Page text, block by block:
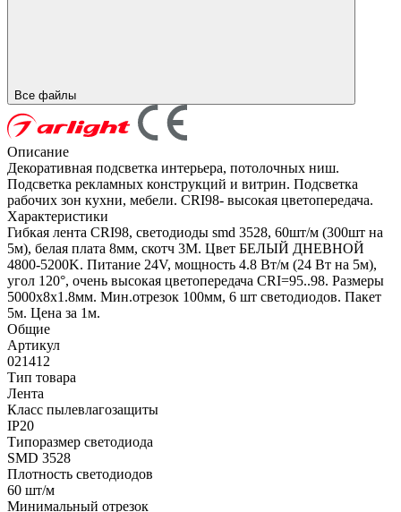
Все файлы
Описание
Декоративная подсветка интерьера, потолочных ниш.
Подсветка рекламных конструкций и витрин. Подсветка
рабочих зон кухни, мебели. CRI98- высокая цветопередача.
Характеристики
Гибкая лента CRI98, светодиоды smd 3528, 60шт/м (300шт на
5м), белая плата 8мм, скотч 3М. Цвет БЕЛЫЙ ДНЕВНОЙ
4800-5200K. Питание 24V, мощность 4.8 Вт/м (24 Вт на 5м),
угол 120°, очень высокая цветопередача CRI=95..98. Размеры
5000х8x1.8мм. Мин.отрезок 100мм, 6 шт светодиодов. Пакет
5м. Цена за 1м.
Общие
Артикул
021412
Тип товара
Лента
Класс пылевлагозащиты
IP20
Типоразмер светодиода
SMD 3528
Плотность светодиодов
60 шт/м
Минимальный отрезок